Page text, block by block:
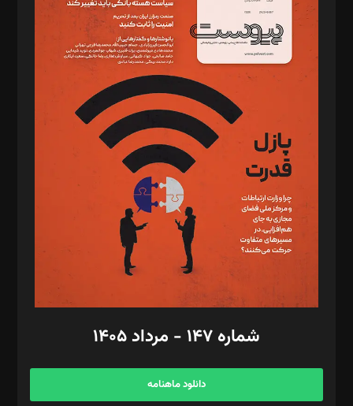
د‌بیر ناداستان: سمانه سمیع
د‌بیر خدمت و تجارت: ابوالفضل رجبی
د‌بیر حقوق فناوری: حسام‌الدین ایپکچی
د‌بیر پیوست جهان: مینا پاکدل
د‌بیر تحریریه آنلاین: بابک نقاش
تحریریه‌: مجتبی محمود‌ی، آرش برهمند، یسنا امان‌پور، سروش کرمیان،
مصطفی مسجدی آرانی، ابوالفضل رجبی، زهرا فکرانه، فائزه فتحی
رستمی،مصطفی باستان
ویرایش: نگار استاد‌‌آقا
طراح یونیفرم: مجید توکلی
فیلمبرداری و عکاسی: امیر شفیعی، مانی لطفی زاده
گرافیک و صفحه‌آرایی: سید‌سبحان‌علی ثابت
مد‌یر توسعه تجاری: کامبیز برید‌
امور مالی: شاپور رهبری، محمد‌ کاظمی‌نیا
آگهی و مشترکین: ۰۹۱۹۹۹۹۰۴۵۴
شماره ۱۴۷ - مرداد ۱۴۰۵
دانلود ماهنامه